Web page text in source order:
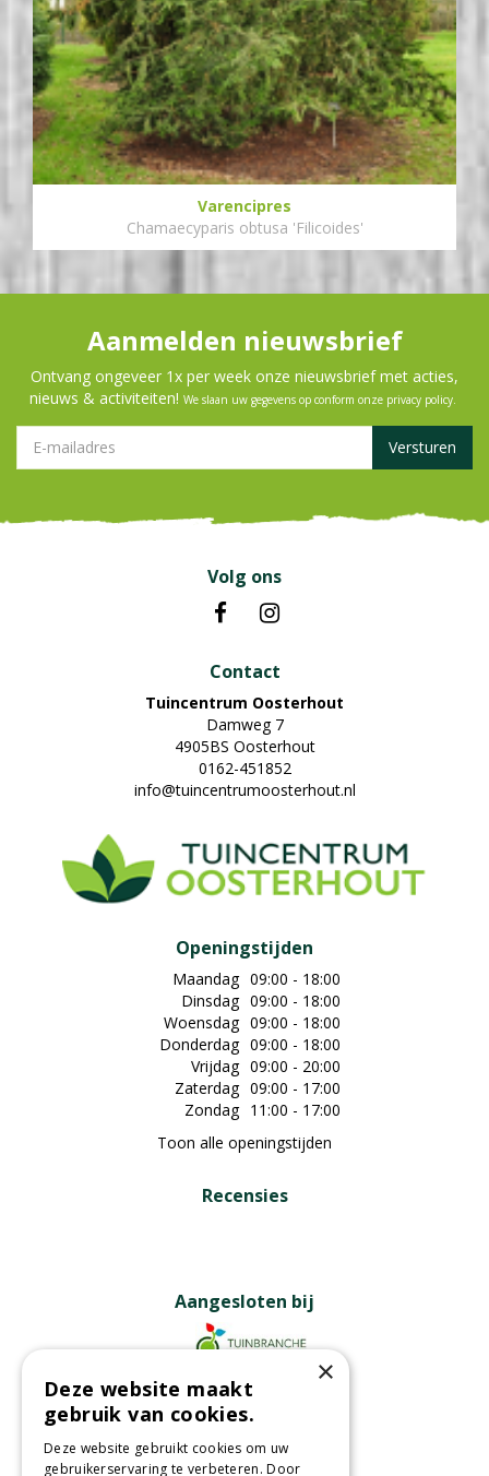
Varencipres
Chamaecyparis obtusa 'Filicoides'
Aanmelden nieuwsbrief
Ontvang ongeveer 1x per week onze nieuwsbrief met acties,
nieuws & activiteiten! We slaan uw gegevens op conform onze privacy policy.
Volg ons
Contact
Tuincentrum Oosterhout
Damweg 7
4905BS Oosterhout
0162-451852
info@tuincentrumoosterhout.nl
Openingstijden
Maandag 09:00 - 18:00
Dinsdag 09:00 - 18:00
Woensdag 09:00 - 18:00
Donderdag 09:00 - 18:00
Vrijdag 09:00 - 20:00
Zaterdag 09:00 - 17:00
Zondag 11:00 - 17:00
Toon alle openingstijden
Recensies
Aangesloten bij
Partners
×
Deze website maakt
gebruik van cookies.
Deze website gebruikt cookies om uw
gebruikerservaring te verbeteren. Door